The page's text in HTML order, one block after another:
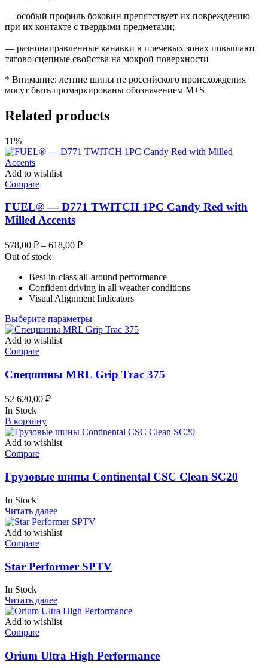
— особый профиль боковин препятствует их повреждению
при их контакте с твердыми предметами;
— разнонаправленные канавки в плечевых зонах повышают
тягово-сцепные свойства на мокрой поверхности
* Внимание: летние шины не российского происхождения
могут быть промаркированы обозначением M+S
Related products
11%
Add to wishlist
Compare
FUEL® — D771 TWITCH 1PC Candy Red with
Milled Accents
578,00 ₽ – 618,00 ₽Диапазон
–
618,00 ₽
Out of stock
Best-in-class all-around performance
Confident driving in all weather conditions
Visual Alignment Indicators
Выберите параметрыЭтот
товар
Опции
можно
Add to wishlist
Compare
Спецшины MRL Grip Trac 375
52 620,00 ₽
In Stock
В корзину
Add to wishlist
Compare
Грузовые шины Continental CSC Clean SC20
In Stock
Читать далее
Add to wishlist
Compare
Star Performer SPTV
In Stock
Читать далее
Add to wishlist
Compare
Orium Ultra High Performance